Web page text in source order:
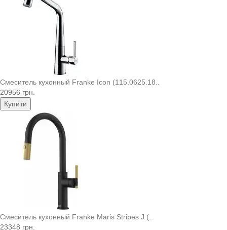
Смеситель кухонный Franke Icon (115.0625.18..
20956 грн.
Купити
Смеситель кухонный Franke Maris Stripes J (..
23348 грн.